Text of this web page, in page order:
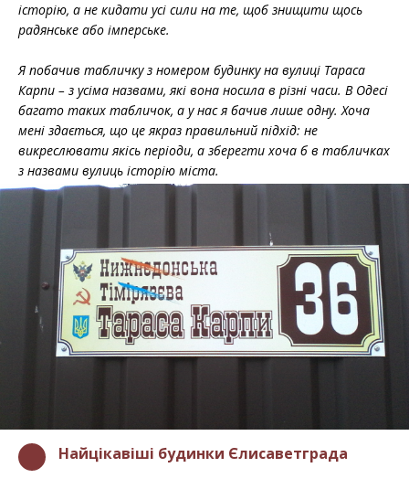
історію, а не кидати усі сили на те, щоб знищити щось
радянське або імперське.
Я побачив табличку з номером будинку на вулиці Тараса
Карпи – з усіма назвами, які вона носила в різні часи. В Одесі
багато таких табличок, а у нас я бачив лише одну. Хоча
мені здається, що це якраз правильний підхід: не
викреслювати якісь періоди, а зберегти хоча б в табличках
з назвами вулиць історію міста.
Найцікавіші будинки Єлисаветграда